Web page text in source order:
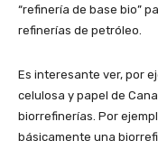
“refinería de base bio”
refinerías de petróleo.
Es interesante ver, por
celulosa y papel de
biorrefinerías. Por
básicamente una